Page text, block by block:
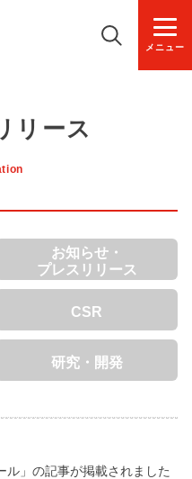
メニュー
リース
お知らせ・
プレスリリース
CSR
研究・開発
ル」の記事が掲載されました